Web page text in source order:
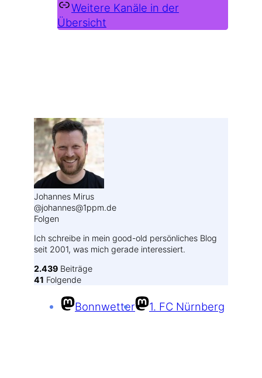
Weitere Kanäle in der
Übersicht
Johannes Mirus
@johannes@1ppm.de
Folgen
Ich schreibe in mein good-old persönliches Blog
seit 2001, was mich gerade interessiert.
2.439 Beiträge
41 Folgende
Bonnwetter 1. FC Nürnberg